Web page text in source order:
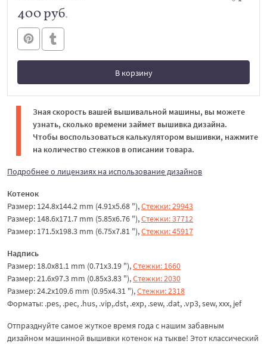
400 руб.
В корзину
В корзине
Зная скорость вашей вышивальной машины, вы можете
узнать, сколько времени займет вышивка дизайна.
Чтобы воспользоваться калькулятором вышивки, нажмите
на количество стежков в описании товара.
Подробнее о лицензиях на использование дизайнов
Котенок
Размер: 124.8x144.2 mm (4.91x5.68 "),Стежки: 29943
Размер: 148.6x171.7 mm (5.85x6.76 "),Стежки: 37712
Размер: 171.5x198.3 mm (6.75x7.81 "),Стежки: 45917
Надпись
Размер: 18.0x81.1 mm (0.71x3.19 "),Стежки: 1660
Размер: 21.6x97.3 mm (0.85x3.83 "),Стежки: 2030
Размер: 24.2x109.6 mm (0.95x4.31 "),Стежки: 2318
Форматы: .pes, .pec, .hus, .vip,.dst, .exp, .sew, .dat, .vp3, sew, xxx, jef
Отпразднуйте самое жуткое время года с нашим забавным
дизайном машинной вышивки котенок на тыкве! Этот классический